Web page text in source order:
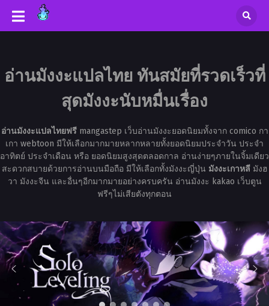
อ่านมังงะแปลไทย ทันสมัยที่รวดเร็วที่
สุดมังงะนับหมื่นเรื่อง
อ่านมังงะแปลไทยฟรีmangastep เว็บอ่านมังงะยอดนิยมทั้งจาก comico กา
เกา webtoon มีให้เลือกมากมายหลากหลายทั้งยอดนิยมประจำวัน ประจำ
อาทิตย์ ประจำเดือน หรือ ยอดนิยมสูงสุดตลอดกาล อ่านง่ายๆภายในจิ้มเดียว
สะดวกสบายด้วยการอ่านบนมือถือ มีให้เลือกทั้งมังงะญี่ปุ่น มังงะเกาหลีมังฮ
วา มังงะจีน และอื่นๆอีกมากมายอย่างครบครัน อ่านมังงะ kakao เว็บตูน
ฟรีๆไม่เสียตังทุกตอน